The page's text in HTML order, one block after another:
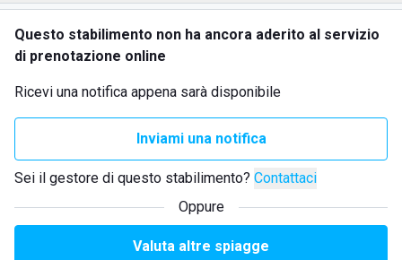
Questo stabilimento non ha ancora aderito al servizio
di prenotazione online
Ricevi una notifica appena sarà disponibile
Inviami una notifica
Sei il gestore di questo stabilimento? Contattaci
Oppure
Valuta altre spiagge